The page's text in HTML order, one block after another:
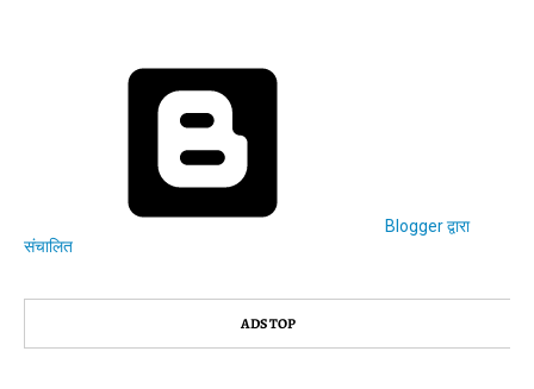
Blogger द्वारा
संचालित
ADS TOP